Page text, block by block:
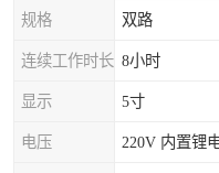
规格 双路
连续工作时长 8小时
显示 5寸
电压 220V 内置锂